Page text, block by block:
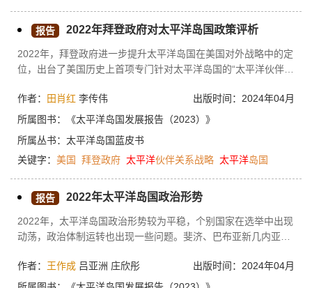
日本地方政府、民间企业与岛国间的合作也更为密切。
报告 2022年拜登政府对太平洋岛国政策评析
2022年，拜登政府进一步提升太平洋岛国在美国对外战略中的定
位，出台了美国历史上首项专门针对太平洋岛国的“太平洋伙伴关
述战略政策指导下，拜登政府在军事安全、政治外交、气候变
化、疫情应对、经贸发展和社会文化等层面进一步全面加强了对
策具有明显的争霸性和外向性（以域外大国为针对目标），并不
真正关注岛国人民的需求，加之美国政府和社会自身问题不断，
美国对太平洋岛国政策的效力和可持续性仍值得关注。
出版时间：2024年04月
作者： 田肖红 李传伟
所属图书：
《太平洋岛国发展报告（2023）》
所属丛书： 太平洋岛国蓝皮书
关键字： 美国 拜登政府 太平洋伙伴关系战略 太平洋岛国
报告 2022年太平洋岛国政治形势
2022年，太平洋岛国政治形势较为平稳，个别国家在选举中出现
动荡，政治体制运转也出现一些问题。斐济、巴布亚新几内亚、
选举表现出更加民主的倾向，瑙鲁的选举也比较顺利。但是，瓦
努阿图提前解散议会进行了选举，巴布亚新几内亚选举过程中出
出版时间：2024年04月
作者： 王作成 吕亚洲 庄欣彤